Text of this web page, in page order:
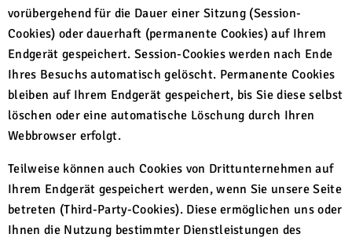
vorübergehend für die Dauer einer Sitzung (Session-
Cookies) oder dauerhaft (permanente Cookies) auf Ihrem
Endgerät gespeichert. Session-Cookies werden nach Ende
Ihres Besuchs automatisch gelöscht. Permanente Cookies
bleiben auf Ihrem Endgerät gespeichert, bis Sie diese selbst
löschen oder eine automatische Löschung durch Ihren
Webbrowser erfolgt.
Teilweise können auch Cookies von Drittunternehmen auf
Ihrem Endgerät gespeichert werden, wenn Sie unsere Seite
betreten (Third-Party-Cookies). Diese ermöglichen uns oder
Ihnen die Nutzung bestimmter Dienstleistungen des